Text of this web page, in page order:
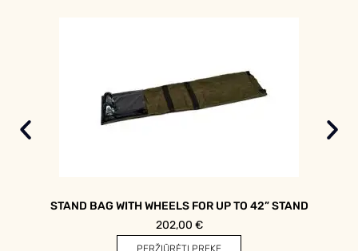
STAND BAG WITH WHEELS FOR UP TO 42” STAND
202,00 €